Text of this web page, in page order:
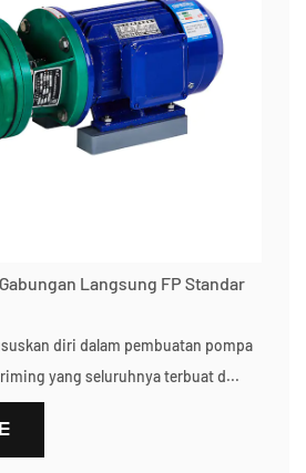
Langsung FP Standar
diri dalam pembuatan pompa
yang seluruhnya terbuat d...